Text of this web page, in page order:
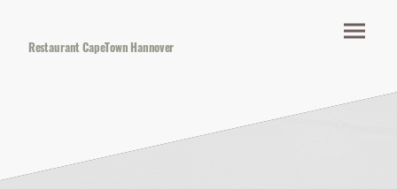
Restaurant CapeTown Hannover